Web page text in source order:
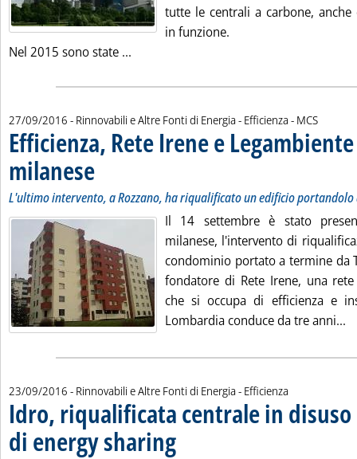
tutte le centrali a carbone,
in funzione.
Nel 2015 sono state ...
27/09/2016 - Rinnovabili e Altre Fonti di Energia - Efficienza - di:
MCS
Efficienza, Rete Irene e
milanese . Sottotitolo: L'ultimo intervento, a Rozzano, ha riqualificato un
. Pubblicata martedì 27 settembre 2016 alle 9.41.
L'ultimo intervento, a Rozzano, ha riqualificato un edificio portandolo
Il 14 settembre è stato
milanese, l'intervento di
condominio portato a termine da
fondatore di Rete Irene, una
che si occupa di efficienza e
Lombardia conduce da tre anni...
23/09/2016 - Rinnovabili e Altre Fonti di Energia - Efficienza
Idro, riqualificata centrale in
di energy sharing. Pubblicata venerdì 23 settembre 2016 alle